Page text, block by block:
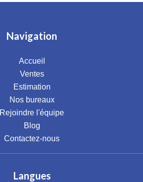
Navigation
Accueil
Ventes
Estimation
Nos bureaux
Rejoindre l'équipe
Blog
Contactez-nous
Langues